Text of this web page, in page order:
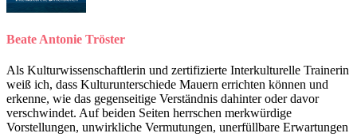
Beate Antonie Tröster
Als Kulturwissenschaftlerin und zertifizierte Interkulturelle Trainerin
weiß ich, dass Kulturunterschiede Mauern errichten können und
erkenne, wie das gegenseitige Verständnis dahinter oder davor
verschwindet. Auf beiden Seiten herrschen merkwürdige
Vorstellungen, unwirkliche Vermutungen, unerfüllbare Erwartungen